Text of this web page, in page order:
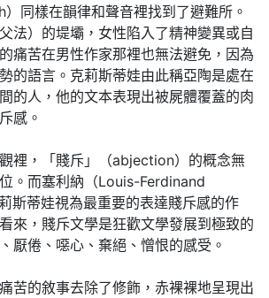
同樣在韻律和聲音裡找到了避難所。
法）的堤壩，女性陷入了精神變異或自
痛苦在男性作家那裡也無法避免，因為
的語言。克莉斯蒂娃由此稱亞陶是處在
的人，他的文本表現出被屍體覆蓋的肉
感。
裡，「賤斥」（abjection）的概念無
。而塞利納（Louis-Ferdinand
斯蒂娃視為最重要的表達賤斥感的作
來，賤斥文學是狂歡文學發展到極致的
厭倦、噁心、棄絕、憎恨的感受。
苦的敘事去除了修飾，赤裸裸地呈現出